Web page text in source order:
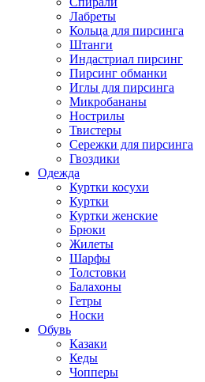
Лабреты
Кольца для пирсинга
Штанги
Индастриал пирсинг
Пирсинг обманки
Иглы для пирсинга
Микробананы
Нострилы
Твистеры
Сережки для пирсинга
Гвоздики
Одежда
Куртки косухи
Куртки
Куртки женские
Брюки
Жилеты
Шарфы
Толстовки
Балахоны
Гетры
Носки
Обувь
Казаки
Кеды
Чопперы